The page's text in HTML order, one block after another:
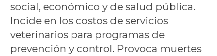
social, económico y de salud pública.
Incide en los costos de servicios
veterinarios para programas de
prevención y control. Provoca muertes